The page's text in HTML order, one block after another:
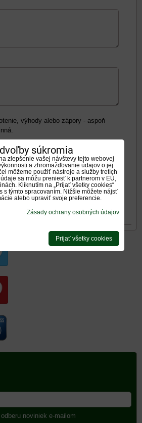
výhody alebo zápory - aspoň
s<span*
noviniek e-mailom
súkromia
zlepšenie vašej návštevy tejto webovej
a zhromažďovanie údajov o jej
môžeme použiť nástroje a služby tretích
sa môžu preniesť k partnerom v EÚ,
Kliknutím na „Prijať všetky cookies“
s týmto spracovaním. Nižšie môžete nájsť
alebo upraviť svoje preferencie.
Zásady ochrany osobných údajov
Prijať všetky cookies